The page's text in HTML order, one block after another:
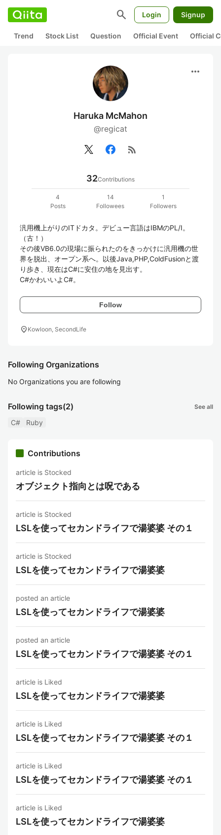
search Login Signup
Trend Stock List Question Official Event Official
more_horiz
Haruka McMahon
@regicat
rss_feed
32Contributions
4
Posts
14
Followees
1
Followers
汎用機上がりのITドカタ。デビュー言語はIBMのPL/I。
（古！）
その後VB6.0の現場に振られたのをきっかけに汎用機の世
界を脱出、オープン系へ。以後Java,PHP,ColdFusionと渡
り歩き、現在はC#に安住の地を見出す。
C#かわいいよC#。
Follow
location_on Kowloon, SecondLife
Following Organizations
No Organizations you are following
Following tags(2) See all
C# Ruby
Contributions
article is Stocked
オブジェクト指向とは呪である
article is Stocked
LSLを使ってセカンドライフで湯婆婆 その１
article is Stocked
LSLを使ってセカンドライフで湯婆婆
posted an article
LSLを使ってセカンドライフで湯婆婆
posted an article
LSLを使ってセカンドライフで湯婆婆 その１
article is Liked
LSLを使ってセカンドライフで湯婆婆
article is Liked
LSLを使ってセカンドライフで湯婆婆 その１
article is Liked
LSLを使ってセカンドライフで湯婆婆 その１
article is Liked
LSLを使ってセカンドライフで湯婆婆